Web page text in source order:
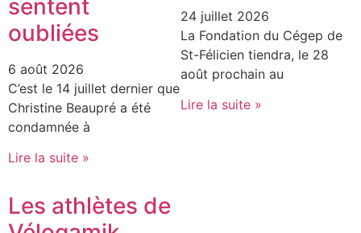
sentent
oubliées
6 août 2026
C’est le 14 juillet dernier que
Christine Beaupré a été
condamnée à
Lire la suite »
24 juillet 2026
La Fondation du Cégep de
St-Félicien tiendra, le 28
août prochain au
Lire la suite »
Les athlètes de